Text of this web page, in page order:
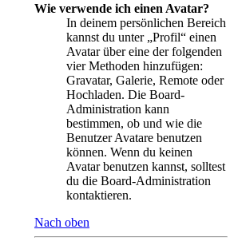
Wie verwende ich einen Avatar?
In deinem persönlichen Bereich
kannst du unter „Profil“ einen
Avatar über eine der folgenden
vier Methoden hinzufügen:
Gravatar, Galerie, Remote oder
Hochladen. Die Board-
Administration kann
bestimmen, ob und wie die
Benutzer Avatare benutzen
können. Wenn du keinen
Avatar benutzen kannst, solltest
du die Board-Administration
kontaktieren.
Nach oben